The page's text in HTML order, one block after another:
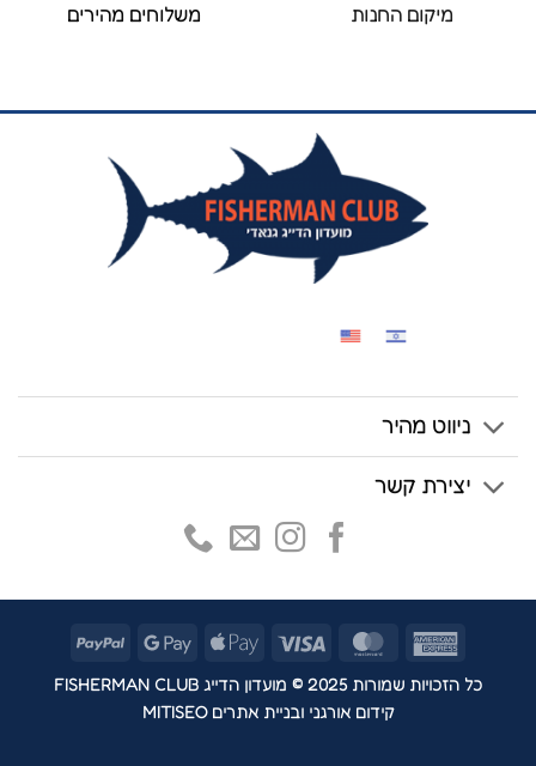
מיקום החנות משלוחים מהירים
ניווט מהיר
יצירת קשר
American
MasterCard
Visa
Apple
Google
PayPal
כל הזכויות שמורות 2025 © מועדון הדייג FISHERMAN CLUB
קידום אורגני ובניית אתרים MITISEO